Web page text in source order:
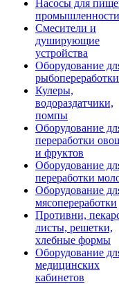
Насосы для
промышленности
Смесители и
душирующие
устройства
Оборудование
рыбопереработки
Кулеры,
водораздатчики,
помпы
Оборудование
переработки
и фруктов
Оборудование
переработки
Оборудование
мясопереработки
Противни,
листы, решетки,
хлебные формы
Оборудование
медицинских
кабинетов